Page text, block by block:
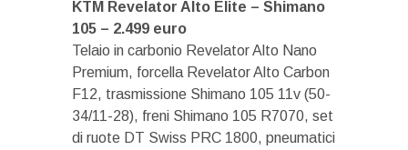
KTM Revelator Alto Elite – Shimano
105 – 2.499 euro
Telaio in carbonio Revelator Alto Nano
Premium, forcella Revelator Alto Carbon
F12, trasmissione Shimano 105 11v (50-
34/11-28), freni Shimano 105 R7070, set
di ruote DT Swiss PRC 1800, pneumatici